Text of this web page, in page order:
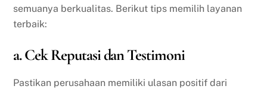
semuanya berkualitas. Berikut tips memilih layanan
terbaik:
a. Cek Reputasi dan Testimoni
Pastikan perusahaan memiliki ulasan positif dari